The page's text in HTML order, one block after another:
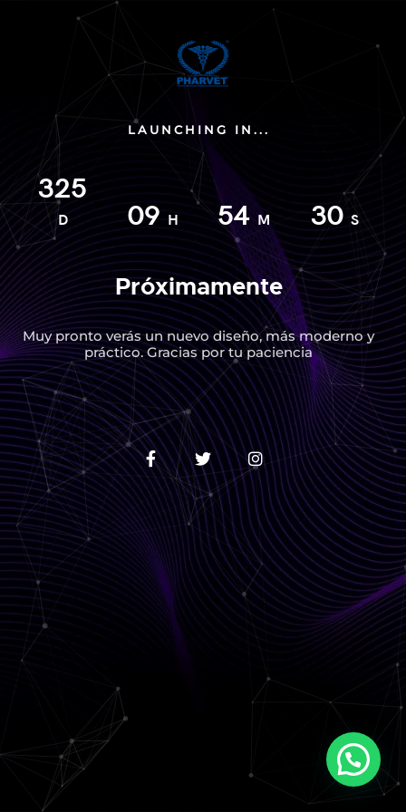
LAUNCHING IN...
325
D 09 H 54 M 30 S
Próximamente
Muy pronto verás un nuevo diseño, más moderno y
práctico. Gracias por tu paciencia